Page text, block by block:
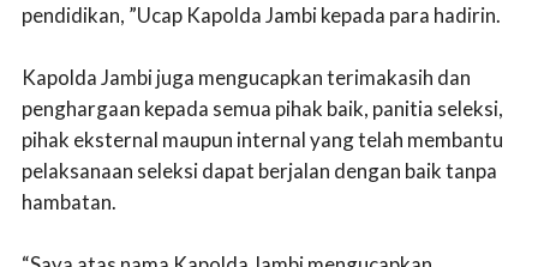
pendidikan, ”Ucap Kapolda Jambi kepada para hadirin.
Kapolda Jambi juga mengucapkan terimakasih dan
penghargaan kepada semua pihak baik, panitia seleksi,
pihak eksternal maupun internal yang telah membantu
pelaksanaan seleksi dapat berjalan dengan baik tanpa
hambatan.